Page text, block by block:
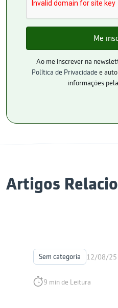
Ao me inscrever na
Política de Privacidade e
informações
Artigos
Sem categoria 12/08/25
9 min de Leitura